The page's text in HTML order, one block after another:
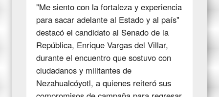
"Me siento con la fortaleza y experiencia
para sacar adelante al Estado y al país"
destacó el candidato al Senado de la
República, Enrique Vargas del Villar,
durante el encuentro que sostuvo con
ciudadanos y militantes de
Nezahualcóyotl, a quienes reiteró sus